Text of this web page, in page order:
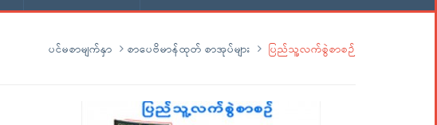
ပင်မစာမျက်နှာ စာပေဗိမာန်ထုတ် စာအုပ်များ ပြည်သူ့လက်စွဲစာစဉ်